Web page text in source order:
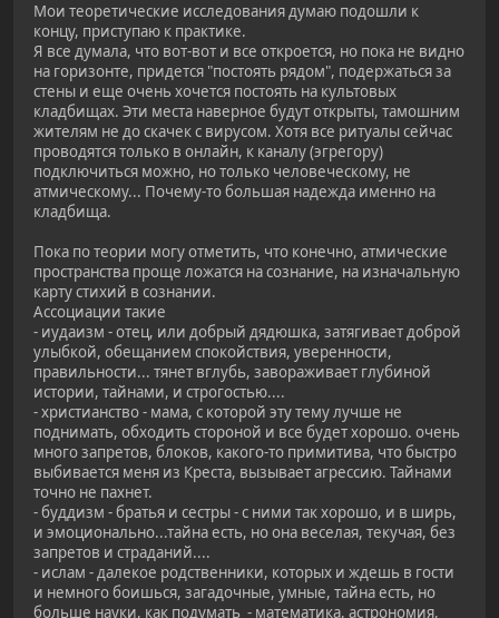
Мои теоретические исследования думаю подошли к
концу, приступаю к практике.
Я все думала, что вот-вот и все откроется, но пока не видно
на горизонте, придется "постоять рядом", подержаться за
стены и еще очень хочется постоять на культовых
кладбищах. Эти места наверное будут открыты, тамошним
жителям не до скачек с вирусом. Хотя все ритуалы сейчас
проводятся только в онлайн, к каналу (эгрегору)
подключиться можно, но только человеческому, не
атмическому... Почему-то большая надежда именно на
кладбища.
Пока по теории могу отметить, что конечно, атмические
пространства проще ложатся на сознание, на изначальную
карту стихий в сознании.
Ассоциации такие
- иудаизм - отец, или добрый дядюшка, затягивает доброй
улыбкой, обещанием спокойствия, уверенности,
правильности... тянет вглубь, завораживает глубиной
истории, тайнами, и строгостью....
- христианство - мама, с которой эту тему лучше не
поднимать, обходить стороной и все будет хорошо. очень
много запретов, блоков, какого-то примитива, что быстро
выбивается меня из Креста, вызывает агрессию. Тайнами
точно не пахнет.
- буддизм - братья и сестры - с ними так хорошо, и в ширь,
и эмоционально...тайна есть, но она веселая, текучая, без
запретов и страданий....
- ислам - далекое родственники, которых и ждешь в гости
и немного боишься, загадочные, умные, тайна есть, но
больше науки, как подумать - математика, астрономия,